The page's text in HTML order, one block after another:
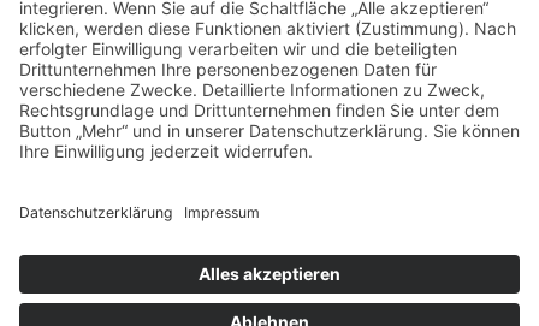
LETZTEMATCHES
DBV CHARLOTTENBURG 79 60 RED DEVILS
Umsetzung:www.mumbomedia.de